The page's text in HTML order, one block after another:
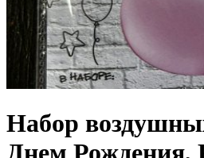
Набор